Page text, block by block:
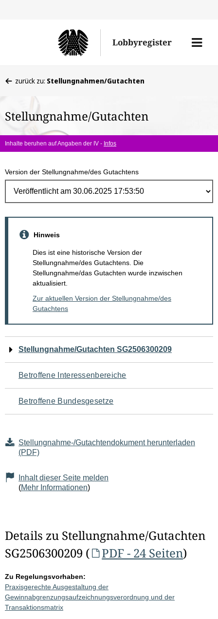
Lobbyregister
Menü
befinden
hier:
zurück zu: Stellungnahmen/Gutachten
Stellungnahme/Gutachten
Inhalte beruhen auf Angaben der IV - Infos
Version der Stellungnahme/des Gutachtens
Hinweis
Dies ist eine historische Version der
Stellungnahme/des Gutachtens. Die
Stellungnahme/das Gutachten wurde inzwischen
aktualisiert.
Zur aktuellen Version der Stellungnahme/des
Gutachtens
Navigation
für
den
Seiteninhalt
Stellungnahme/Gutachten SG2506300209
Betroffene Interessenbereiche
Betroffene Bundesgesetze
Stellungnahme-/Gutachtendokument herunterladen
(PDF)
Inhalt dieser Seite melden
(Mehr Informationen)
Details zu Stellungnahme/Gutachten
SG2506300209 (
PDF - 24 Seiten)
Zu Regelungsvorhaben:
Praxisgerechte Ausgestaltung der
Gewinnabgrenzungsaufzeichnungsverordnung und der
Transaktionsmatrix